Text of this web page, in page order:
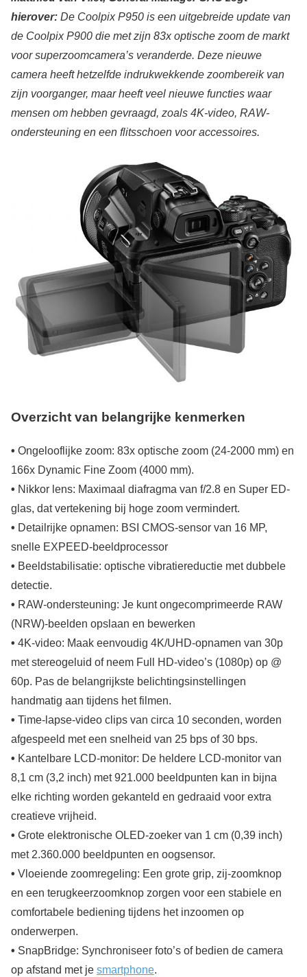
hierover: De Coolpix P950 is een uitgebreide update van
de Coolpix P900 die met zijn 83x optische zoom de markt
voor superzoomcamera’s veranderde. Deze nieuwe
camera heeft hetzelfde indrukwekkende zoombereik van
zijn voorganger, maar heeft veel nieuwe functies waar
mensen om hebben gevraagd, zoals 4K-video, RAW-
ondersteuning en een flitsschoen voor accessoires.
Overzicht van belangrijke kenmerken
• Ongelooflijke zoom: 83x optische zoom (24-2000 mm) en
166x Dynamic Fine Zoom (4000 mm).
• Nikkor lens: Maximaal diafragma van f/2.8 en Super ED-
glas, dat vertekening bij hoge zoom vermindert.
• Detailrijke opnamen: BSI CMOS-sensor van 16 MP,
snelle EXPEED-beeldprocessor
• Beeldstabilisatie: optische vibratiereductie met dubbele
detectie.
• RAW-ondersteuning: Je kunt ongecomprimeerde RAW
(NRW)-beelden opslaan en bewerken
• 4K-video: Maak eenvoudig 4K/UHD-opnamen van 30p
met stereogeluid of neem Full HD-video’s (1080p) op @
60p. Pas de belangrijkste belichtingsinstellingen
handmatig aan tijdens het filmen.
• Time-lapse-video clips van circa 10 seconden, worden
afgespeeld met een snelheid van 25 bps of 30 bps.
• Kantelbare LCD-monitor: De heldere LCD-monitor van
8,1 cm (3,2 inch) met 921.000 beeldpunten kan in bijna
elke richting worden gekanteld en gedraaid voor extra
creatieve vrijheid.
• Grote elektronische OLED-zoeker van 1 cm (0,39 inch)
met 2.360.000 beeldpunten en oogsensor.
• Vloeiende zoomregeling: Een grote grip, zij-zoomknop
en een terugkeerzoomknop zorgen voor een stabiele en
comfortabele bediening tijdens het inzoomen op
onderwerpen.
• SnapBridge: Synchroniseer foto’s of bedien de camera
op afstand met je smartphone.